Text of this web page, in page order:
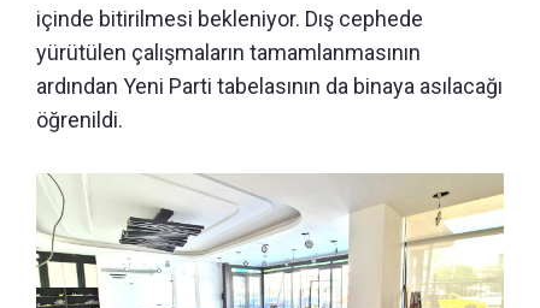
içinde bitirilmesi bekleniyor. Dış cephede
yürütülen çalışmaların tamamlanmasının
ardından Yeni Parti tabelasının da binaya asılacağı
öğrenildi.